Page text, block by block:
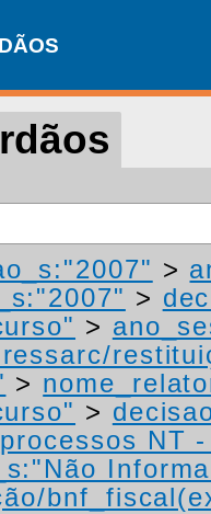
>
>
>
>
>
NT